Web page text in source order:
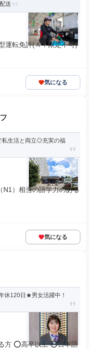
送
運転免許(ＡＴ限定不可)
気になる
私生活と両立◎充実の福
）相当の語学力のある
気になる
休120日★男女活躍中！
方 ⭕️高卒以上 ⭕️日本語